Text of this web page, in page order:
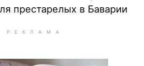
престарелых в Баварии